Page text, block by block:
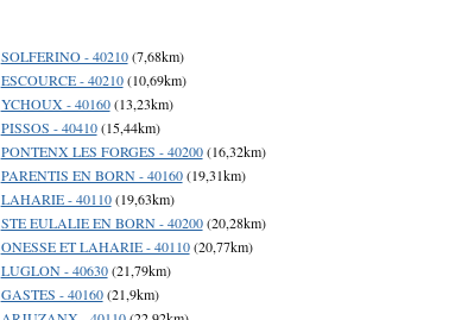
SOLFERINO - 40210(7,68km)
ESCOURCE - 40210(10,69km)
YCHOUX - 40160(13,23km)
PISSOS - 40410(15,44km)
PONTENX LES FORGES - 40200(16,32km)
PARENTIS EN BORN - 40160(19,31km)
LAHARIE - 40110(19,63km)
STE EULALIE EN BORN - 40200(20,28km)
ONESSE ET LAHARIE - 40110(20,77km)
LUGLON - 40630(21,79km)
GASTES - 40160(21,9km)